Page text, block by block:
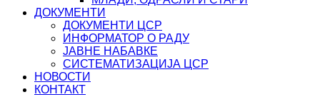
ДОКУМЕНТИ
ДОКУМЕНТИ ЦСР
ИНФОРМАТОР О РАДУ
ЈАВНЕ НАБАВКЕ
СИСТЕМАТИЗАЦИЈА ЦСР
НОВОСТИ
КОНТАКТ